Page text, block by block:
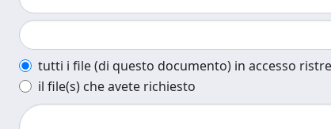
tutti i file (di questo documento) in accesso
il file(s) che avete richiesto